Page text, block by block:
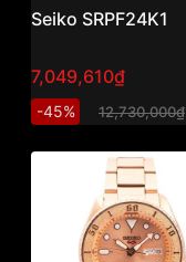
Seiko SRPF24K1
7,049,610₫
-45% 12,730,000₫